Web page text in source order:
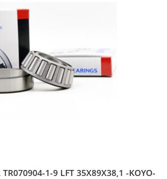
TR070904-1-9 LFT 35X89X38,1 -KOYO-